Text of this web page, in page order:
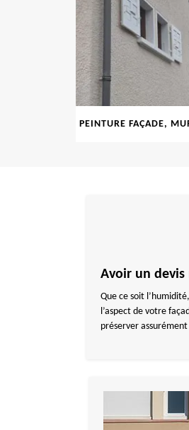
Avoir un devis
Que ce soit
l’aspect de votre
préserver